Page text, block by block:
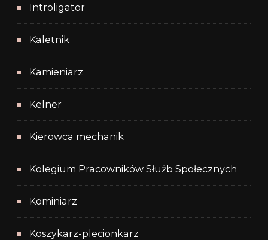
Introligator
Kaletnik
Kamieniarz
Kelner
Kierowca mechanik
Kolegium Pracowników Służb Społecznych
Kominiarz
Koszykarz-plecionkarz